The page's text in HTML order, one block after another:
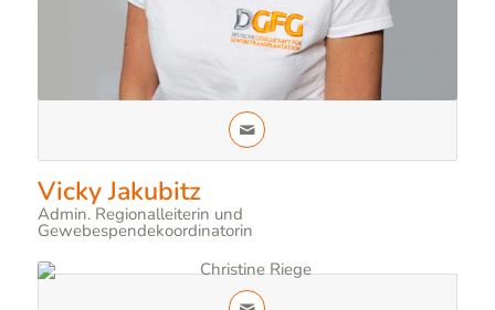
Vicky Jakubitz
Admin. Regionalleiterin und
Gewebespendekoordinatorin